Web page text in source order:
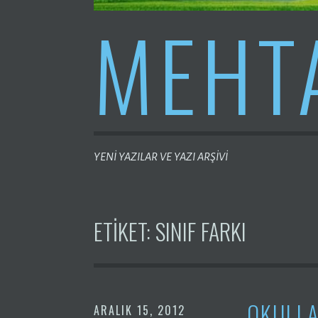
YENİ YAZILAR VE YAZI ARŞİVİ
ETIKET:SINIF FARKI
ARALIK 15, 2012